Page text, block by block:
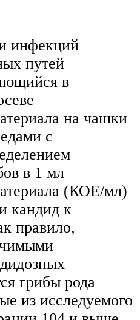
инфекций
путей
в
на чашки
с
в 1 мл
(КОЕ/мл)
кандид к
правило,
грибы рода
из исследуемого